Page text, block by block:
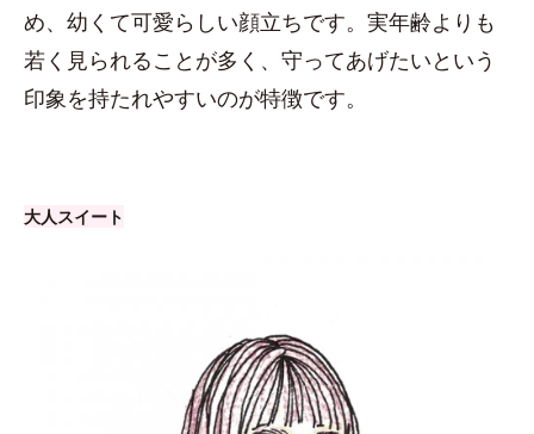
め、幼くて可愛らしい顔立ちです。実年齢よりも
若く見られることが多く、守ってあげたいという
印象を持たれやすいのが特徴です。
大人スイート